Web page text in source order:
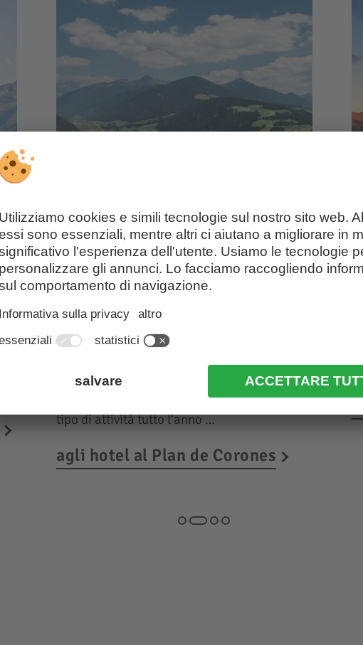
Vacanze nella regione
dolomitica
Plan de Corones
La regione turistica attorno alla montagna
sciistica numero 1 dell’Alto Adige offre ogni
tipo di attività tutto l’anno …
agli hotel al Plan de Corones